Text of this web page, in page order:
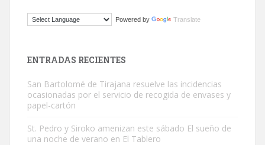
El ayuntamiento se va a llevar a Los Gatos callejeros de la zona los
Powered by Translate
ENTRADAS RECIENTES
San Bartolomé de Tirajana resuelve las incidencias
ocasionadas por el servicio de recogida de envases y
papel-cartón
St. Pedro y Siroko amenizan este sábado El sueño de
una noche de verano en El Tablero